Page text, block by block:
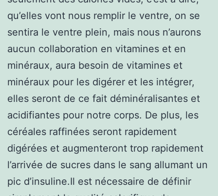
qu’elles vont nous remplir le ventre, on se
sentira le ventre plein, mais nous n’aurons
aucun collaboration en vitamines et en
minéraux, aura besoin de vitamines et
minéraux pour les digérer et les intégrer,
elles seront de ce fait déminéralisantes et
acidifiantes pour notre corps. De plus, les
céréales raffinées seront rapidement
digérées et augmenteront trop rapidement
l’arrivée de sucres dans le sang allumant un
pic d’insuline.Il est nécessaire de définir